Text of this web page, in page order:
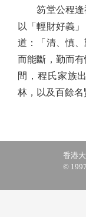
笏堂公程逢祿
以「輕財好義
道：「清、慎
而能斷，勤而
間，程氏家族
林，以及百餘名
香港
©